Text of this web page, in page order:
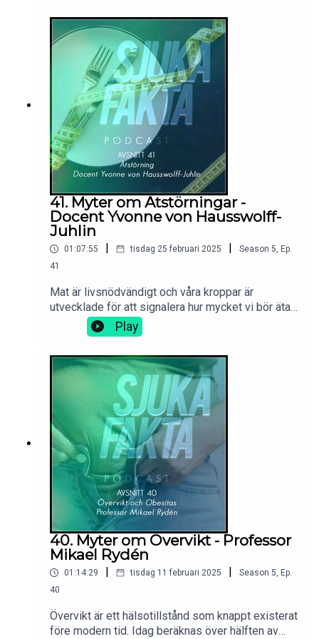
starkare än sommarsolen?Olle Lerkö har i över 30
år arbetat med att beforska solljusets effekter på
kroppen. I detta avsnitt ger vi oss iväg på en resa
till Australien för att dyka ner i några av
samhällets vanligaste myter kring solen. Packa
solhatten och en extra vattenflaska så ger vi oss
av och utforskar vad solen verkligen gör med oss.
41. Myter om Ätstörningar -
Docent Yvonne von Hausswolff-
Juhlin
01:07:55 tisdag 25 februari 2025 Season 5, Ep.
41
Mat är livsnödvändigt och våra kroppar är
utvecklade för att signalera hur mycket vi bör äta.
Men vad är det som händer med våra kroppar när
vi mår dåligt kring mat? Var går egentligen
gränsen mellan att vara medveten om vad man
äter och att ha en ätstörning? I detta samtal går vi
igenom vad ätstörningar är, varför det utvecklas
och vilka som löper ökad risk att drabbas.
Play
40. Myter om Övervikt - Professor
Mikael Rydén
01:14:29 tisdag 11 februari 2025 Season 5, Ep.
40
Övervikt är ett hälsotillstånd som knappt existerat
före modern tid. Idag beräknas över hälften av